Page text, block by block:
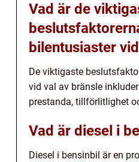
Vad är de
bilentusiaster
De viktigaste
vid val av bränsle
prestanda, tillförlitlighet
Vad är diesel i
Diesel i bensinbil är en